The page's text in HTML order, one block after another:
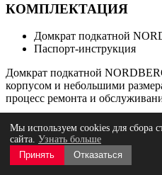
КОМПЛЕКТАЦИЯ
Домкрат подкатной
Паспорт-инструкция
Домкрат подкатной
корпусом и небольшими
процесс ремонта и
Технические
Мы используем cookies для сбора
сайта. Узнать больше
Принять
Отказаться